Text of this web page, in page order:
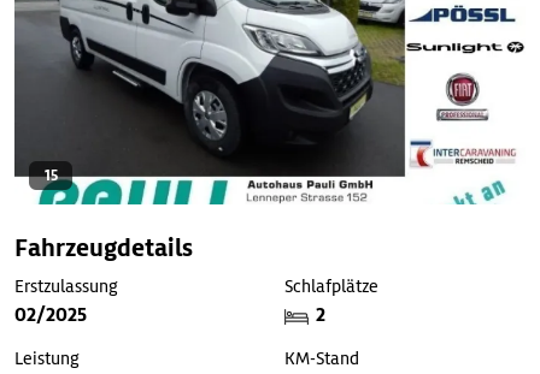
15
Fahrzeugdetails
Erstzulassung
02/2025
Schlafplätze
2
Leistung KM-Stand